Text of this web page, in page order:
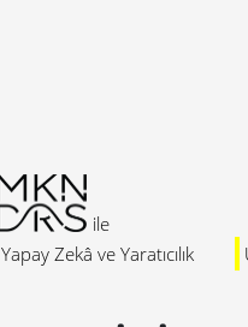
Yapay Zekâ ve Yaratıcılık